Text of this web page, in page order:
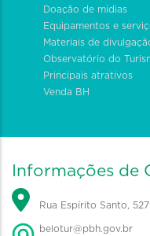
Doação de mídias
Equipamentos e
Materiais de
Observatório do
Principais atrativos
Venda BH
Informações de
Rua Espírito Santo,
belotur@pbh.gov.br